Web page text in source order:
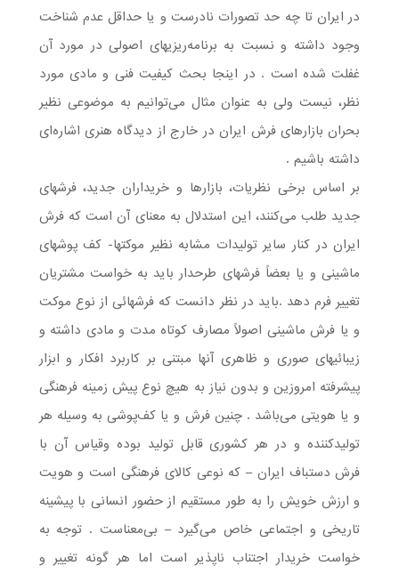
در ایران تا چه حد تصورات نادرست و یا حداقل عدم شناخت
وجود داشته و نسبت به برنامه‌ریزیهای اصولی در مورد آن
غفلت شده است . در اینجا بحث کیفیت فنی و مادی مورد
نظر، نیست ولی به عنوان مثال می‌توانیم به موضوعی نظیر
بحران بازارهای فرش ایران در خارج از دیدگاه هنری اشاره‌ای
داشته باشیم .
بر اساس برخی نظریات، بازارها و خریداران جدید، فرشهای
جدید طلب می‌کنند، این استدلال به معنای آن است که فرش
ایران در کنار سایر تولیدات مشابه نظیر موکتها- کف پوشهای
ماشینی و یا بعضاً فرشهای طرحدار باید به خواست مشتریان
تغییر فرم دهد .باید در نظر دانست که فرشهائی از نوع موکت
و یا فرش ماشینی اصولاً مصارف کوتاه مدت و مادی داشته و
زیبائیهای صوری و ظاهری آنها مبتنی بر کاربرد افکار و ابزار
پیشرفته امروزین و بدون نیاز به هیچ نوع پیش زمینه فرهنگی
و یا هویتی می‌باشد . چنین فرش و یا کف‌پوشی به وسیله هر
تولید‌کننده و در هر کشوری قابل تولید بوده وقیاس آن با
فرش دستباف ایران – که نوعی کالای فرهنگی است و هویت
و ارزش خویش را به طور مستقیم از حضور انسانی با پیشینه
تاریخی و اجتماعی خاص می‌گیرد – بی‌معناست . توجه به
خواست خریدار اجتناب ناپذیر است اما هر گونه تغییر و